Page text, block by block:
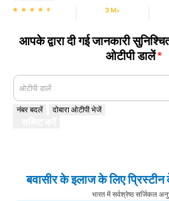
3 M+
आपके द्वारा दी गई जानकारी
ओटीपी डालें*
ओटीपी डालें
नंबर बदलें दोबारा ओटीपी भेजें
बवासीर के इलाज के लिए
भारत में सर्वश्रेष्ठ सर्जिकल